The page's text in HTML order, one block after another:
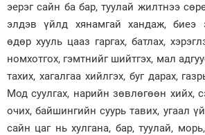
эерэг сайн ба бар, туулай жилтнээ
элдэв үйлд хянамгай хандаж, биеэ
өдөр хууль цааз гаргах, батлах,
номхотгох, гэмтнийг шийтгэх, мал
тахих, хагалгаа хийлгэх, буг дарах,
Мод суулгах, нарийн зөвлөгөөн хийх,
очих, байшингийн суурь тавих, угаал
сайн цаг нь хулгана, бар, туулай,